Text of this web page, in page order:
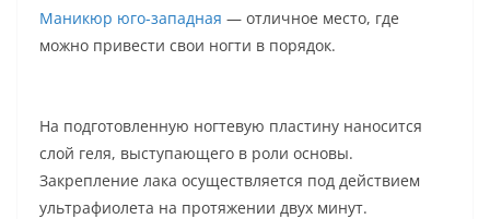
Маникюр юго-западная — отличное место, где
можно привести свои ногти в порядок.
На подготовленную ногтевую пластину наносится
слой геля, выступающего в роли основы.
Закрепление лака осуществляется под действием
ультрафиолета на протяжении двух минут.